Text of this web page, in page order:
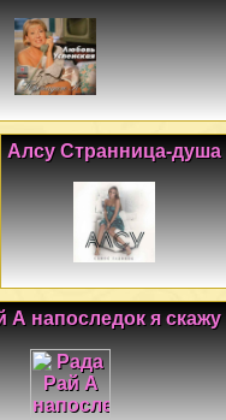
Алсу Странница-душа
А напоследок я скажу